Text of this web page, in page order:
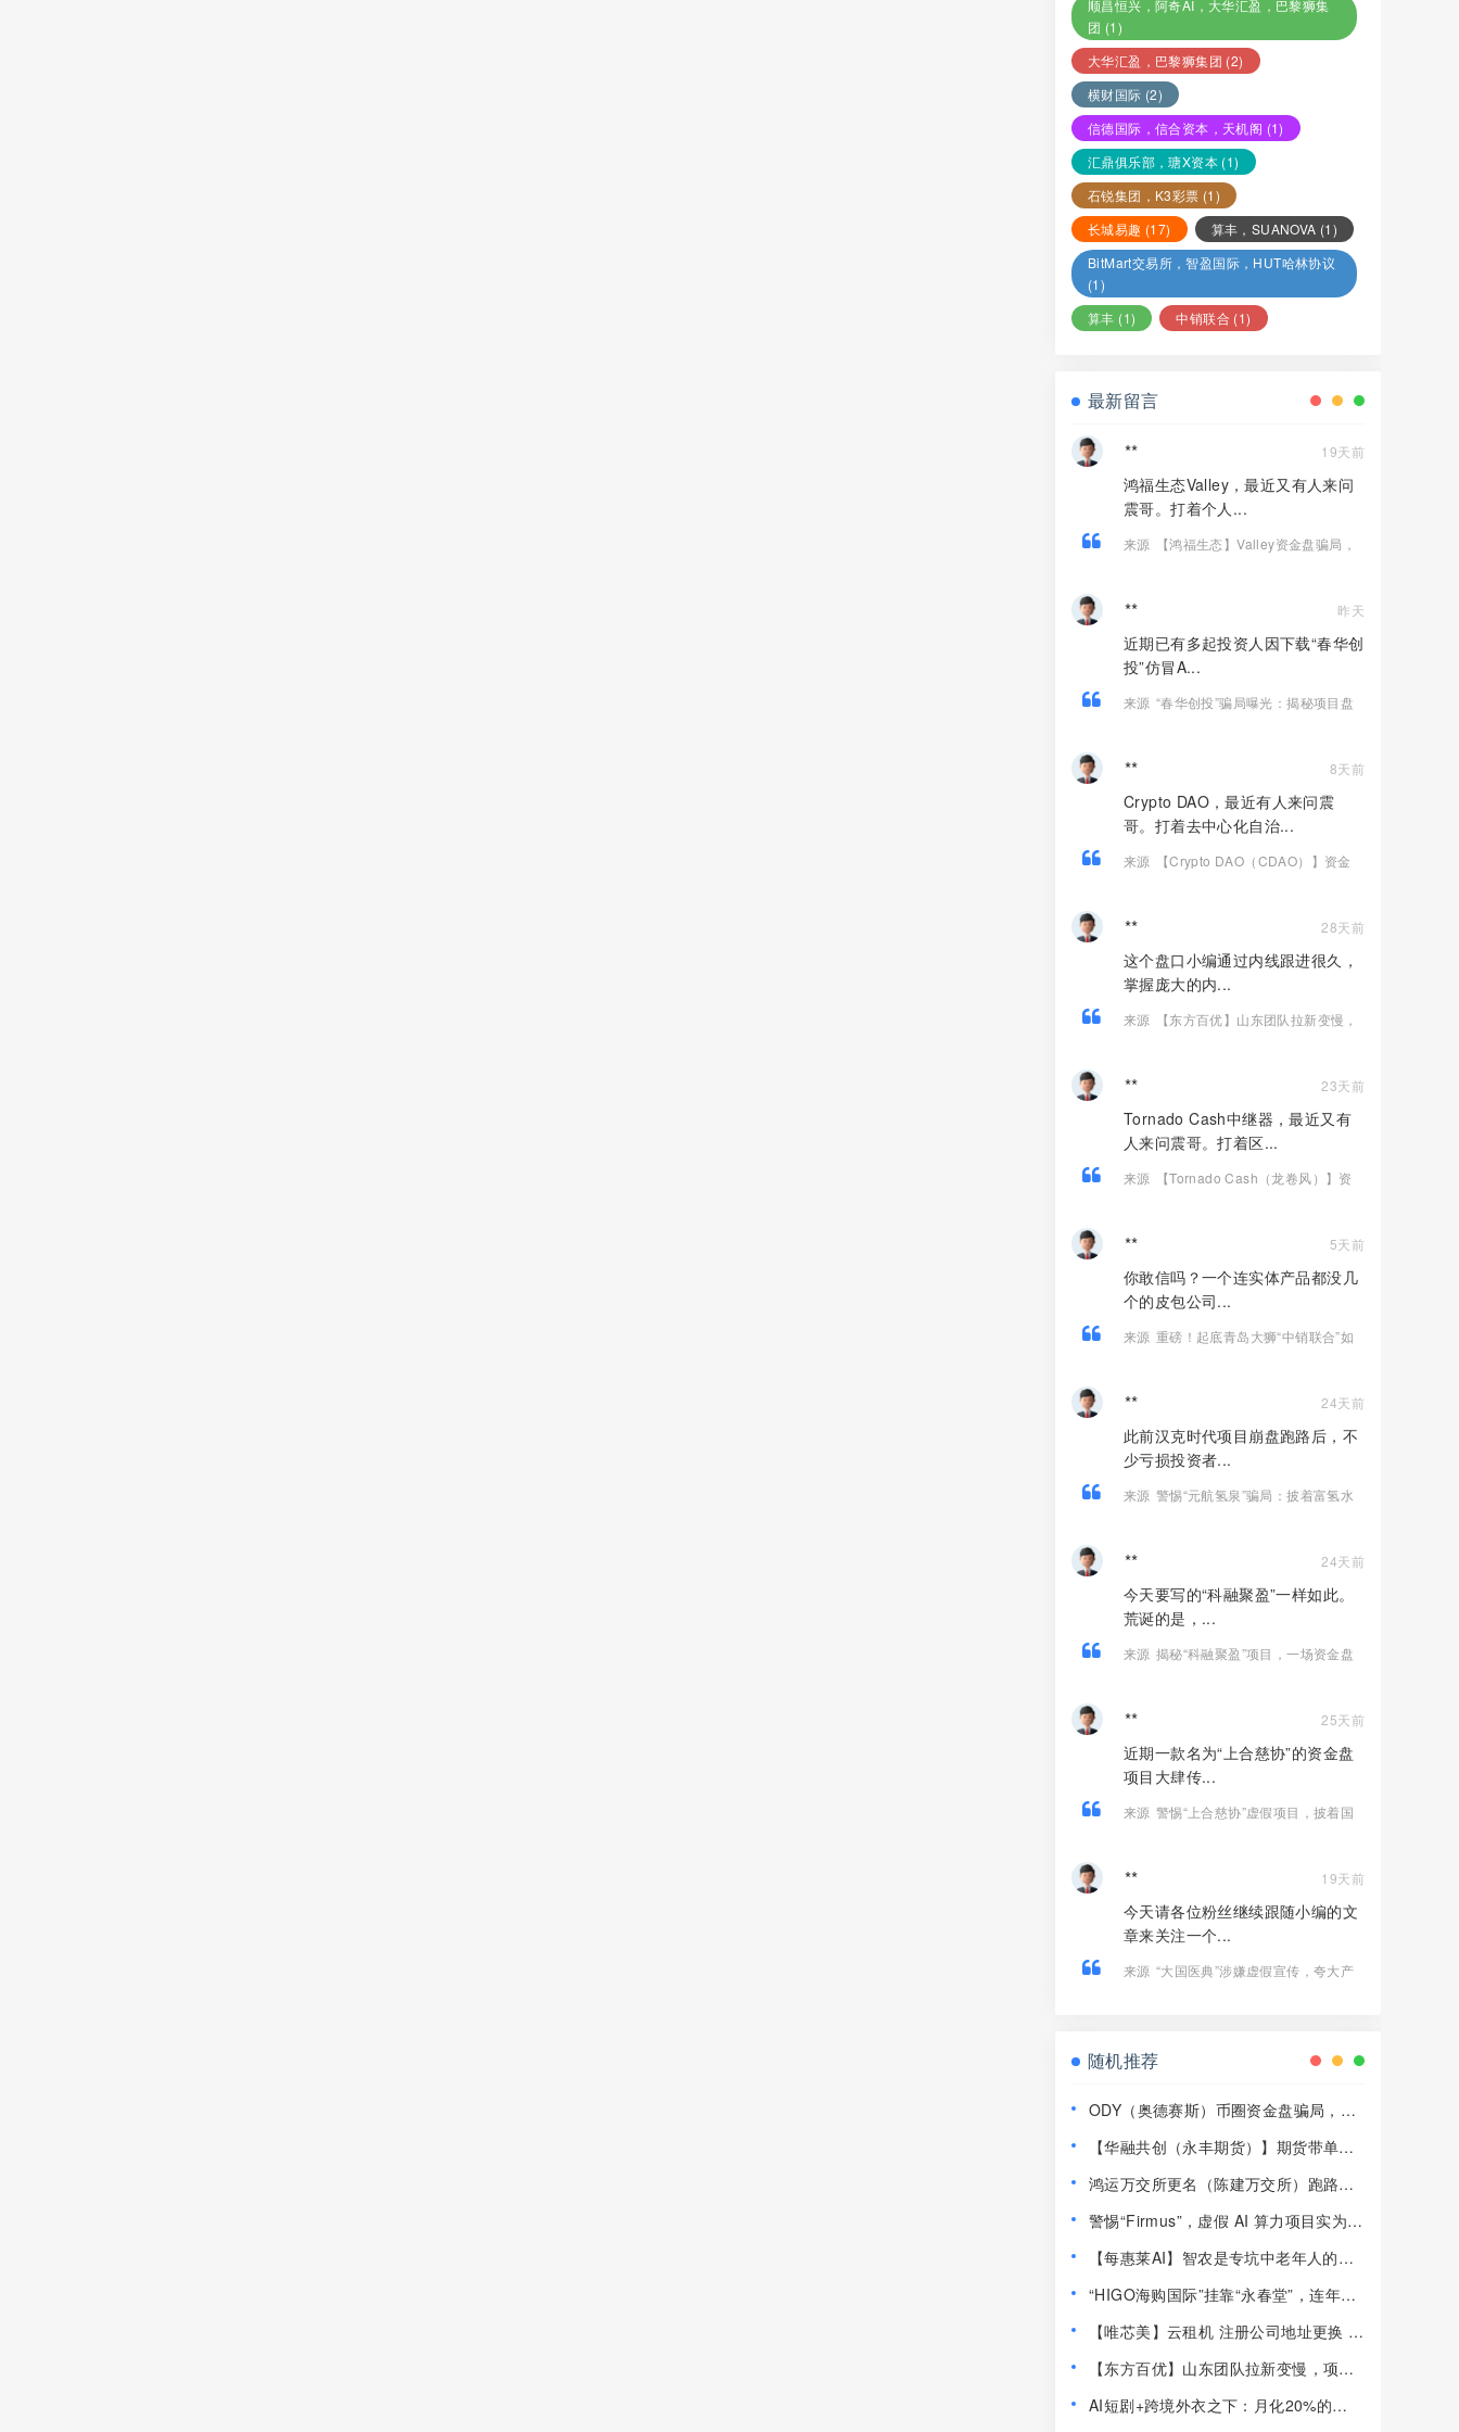
顺昌恒兴，阿奇AI，大华汇盈，巴黎狮集
团 (1)
大华汇盈，巴黎狮集团 (2)
横财国际 (2)
信德国际，信合资本，天机阁 (1)
汇鼎俱乐部，瑭X资本 (1)
石锐集团，K3彩票 (1)
长城易趣 (17) 算丰，SUANOVA (1)
BitMart交易所，智盈国际，HUT哈林协议
(1)
算丰 (1) 中销联合 (1)
最新留言
** 19天前
鸿福生态Valley，最近又有人来问
震哥。打着个人...
来源
【鸿福生态】Valley资金盘骗局，
** 昨天
近期已有多起投资人因下载“春华创
投”仿冒A...
来源 “春华创投”骗局曝光：揭秘项目盘
** 8天前
Crypto DAO，最近有人来问震
哥。打着去中心化自治...
来源
【Crypto DAO（CDAO）】资金
** 28天前
这个盘口小编通过内线跟进很久，
掌握庞大的内...
来源
【东方百优】山东团队拉新变慢，
** 23天前
Tornado Cash中继器，最近又有
人来问震哥。打着区...
来源
【Tornado Cash（龙卷风）】资
** 5天前
你敢信吗？一个连实体产品都没几
个的皮包公司...
来源 重磅！起底青岛大狮“中销联合”如
** 24天前
此前汉克时代项目崩盘跑路后，不
少亏损投资者...
来源 警惕“元航氢泉”骗局：披着富氢水
** 24天前
今天要写的“科融聚盈”一样如此。
荒诞的是，...
来源 揭秘“科融聚盈”项目，一场资金盘
** 25天前
近期一款名为“上合慈协”的资金盘
项目大肆传...
来源 警惕“上合慈协”虚假项目，披着国
** 19天前
今天请各位粉丝继续跟随小编的文
章来关注一个...
来源 “大国医典”涉嫌虚假宣传，夸大产
随机推荐
ODY（奥德赛斯）币圈资金盘骗局，14
【华融共创（永丰期货）】期货带单类
鸿运万交所更名（陈建万交所）跑路前
踩！
警惕“Firmus”，虚假 AI 算力项目实为庞
【每惠莱AI】智农是专坑中老年人的农
“HIGO海购国际”挂靠“永春堂”，连年亏
人！
【唯芯美】云租机 注册公司地址更换 新
成最后的收割！
【东方百优】山东团队拉新变慢，项目
骨”！
AI短剧+跨境外衣之下：月化20%的